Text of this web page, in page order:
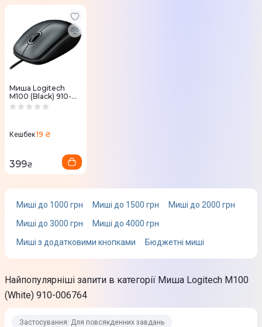
Chrome OS
Windows
Фізичні характеристики
Білий
113 х 62 х 38 мм
Комплектація
Інструкція
Юридична інформація
Товар може відрізнятись від представленого на фото,
виробником. Подробиці уточнюйте у менеджера
Миша Logitech
M100 (Black) 910-
006652
Кешбек19 ₴
399₴
Миші до 1000 грн Миші до 1500 грн
Миші до 2000 грн
Миші до 3000 грн
Миші до 4000 грн
Миші з додатковими кнопками
Бюджетні миші
Найпопулярніші запити в категорії Миша Logitech M100
(White) 910-006764
Застосування: Для повсякденних завдань